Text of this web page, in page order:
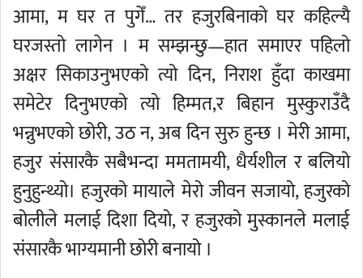
आमा, म घर त पुगेँ… तर हजुरबिनाको घर कहिल्यै
घरजस्तो लागेन । म सम्झन्छु—हात समाएर पहिलो
अक्षर सिकाउनुभएको त्यो दिन, निराश हुँदा काखमा
समेटेर दिनुभएको त्यो हिम्मत,र बिहान मुस्कुराउँदै
भन्नुभएको छोरी, उठ न, अब दिन सुरु हुन्छ । मेरी आमा,
हजुर संसारकै सबैभन्दा ममतामयी, धैर्यशील र बलियो
हुनुहुन्थ्यो। हजुरको मायाले मेरो जीवन सजायो, हजुरको
बोलीले मलाई दिशा दियो, र हजुरको मुस्कानले मलाई
संसारकै भाग्यमानी छोरी बनायो ।